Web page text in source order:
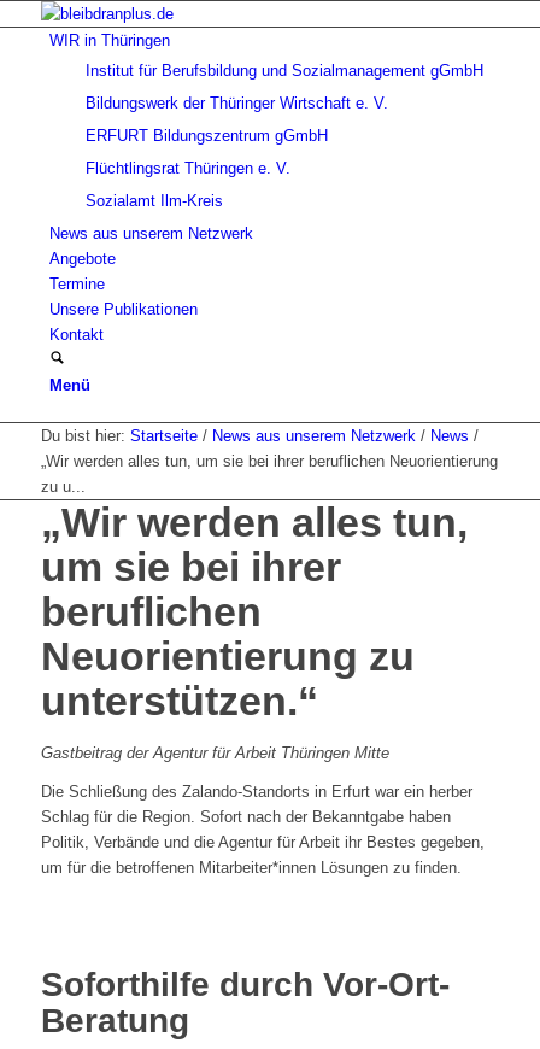
WIR in Thüringen
Institut für Berufsbildung und Sozialmanagement gGmbH
Bildungswerk der Thüringer Wirtschaft e. V.
ERFURT Bildungszentrum gGmbH
Flüchtlingsrat Thüringen e. V.
Sozialamt Ilm-Kreis
News aus unserem Netzwerk
Angebote
Termine
Unsere Publikationen
Kontakt
Menü
Du bist hier: Startseite / News aus unserem Netzwerk / News /
„Wir werden alles tun, um sie bei ihrer beruflichen Neuorientierung
zu u...
„Wir werden alles tun,
um sie bei ihrer
beruflichen
Neuorientierung zu
unterstützen.“
Gastbeitrag der Agentur für Arbeit Thüringen Mitte
Die Schließung des Zalando-Standorts in Erfurt war ein herber
Schlag für die Region. Sofort nach der Bekanntgabe haben
Politik, Verbände und die Agentur für Arbeit ihr Bestes gegeben,
um für die betroffenen Mitarbeiter*innen Lösungen zu finden.
Soforthilfe durch Vor-Ort-
Beratung